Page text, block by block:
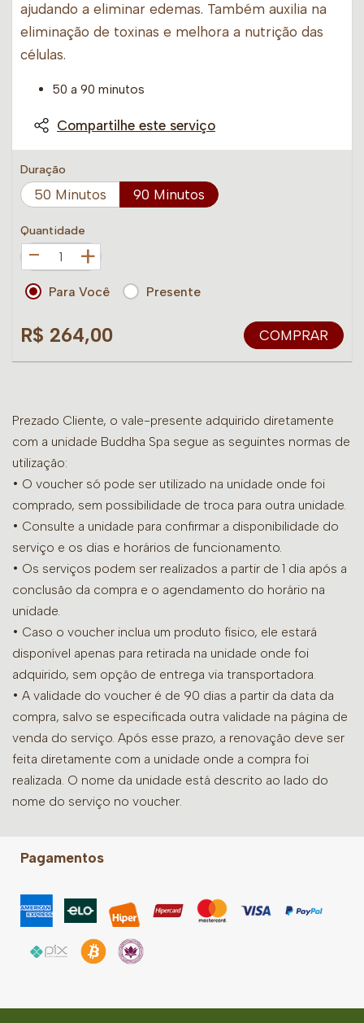
ajudando a eliminar edemas. Também auxilia na
eliminação de toxinas e melhora a nutrição das
células.
50 a 90 minutos
Compartilhe este serviço
Duração
50 Minutos 90 Minutos
Quantidade
+
Para Você Presente
R$ 264,00 COMPRAR
Prezado Cliente, o vale-presente adquirido diretamente
com a unidade Buddha Spa segue as seguintes normas de
utilização:
• O voucher só pode ser utilizado na unidade onde foi
comprado, sem possibilidade de troca para outra unidade.
• Consulte a unidade para confirmar a disponibilidade do
serviço e os dias e horários de funcionamento.
• Os serviços podem ser realizados a partir de 1 dia após a
conclusão da compra e o agendamento do horário na
unidade.
• Caso o voucher inclua um produto físico, ele estará
disponível apenas para retirada na unidade onde foi
adquirido, sem opção de entrega via transportadora.
• A validade do voucher é de 90 dias a partir da data da
compra, salvo se especificada outra validade na página de
venda do serviço. Após esse prazo, a renovação deve ser
feita diretamente com a unidade onde a compra foi
realizada. O nome da unidade está descrito ao lado do
nome do serviço no voucher.
Pagamentos